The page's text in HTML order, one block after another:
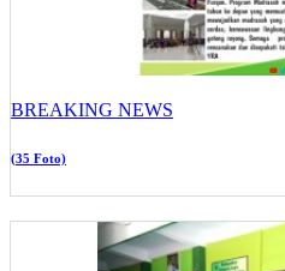
BREAKING NEWS
(35 Foto)